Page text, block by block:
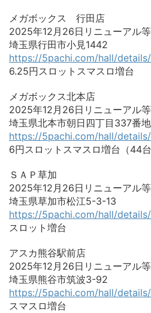
メガボックス 行田店
2025年12月26日リニューアル等
埼玉県行田市小見1442
https://5pachi.com/hall/
6.25円スロットスマスロ増台
メガボックス北本店
2025年12月26日リニューアル等
埼玉県北本市朝日四丁目337番地
https://5pachi.com/hall/
6円スロットスマスロ増台（44台
ＳＡＰ草加
2025年12月26日リニューアル等
埼玉県草加市松江5-3-13
https://5pachi.com/hall/
スロット増台
アスカ熊谷駅前店
2025年12月26日リニューアル等
埼玉県熊谷市筑波3-92
https://5pachi.com/hall/
スマスロ増台